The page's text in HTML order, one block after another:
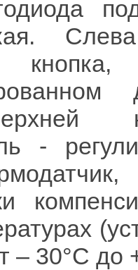
-
– 30°C до